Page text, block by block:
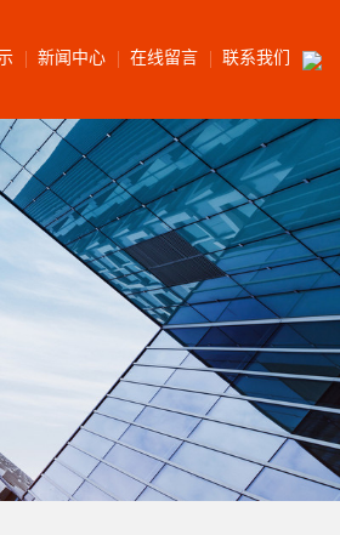
新闻中心 在线留言 联系我们